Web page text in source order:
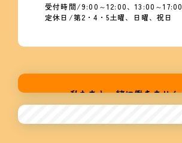
受付時間/9:00～12:00、13:00～17:00
定休日/第2・4・5土曜、日曜、祝日